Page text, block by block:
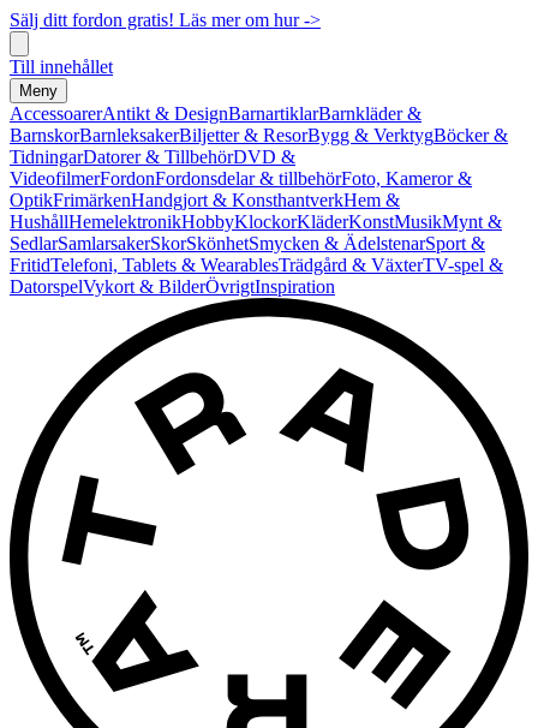
Sälj ditt fordon gratis! Läs mer om hur ->
Till innehållet
Meny
AccessoarerAntikt & DesignBarnartiklarBarnkläder &
BarnskorBarnleksakerBiljetter & ResorBygg & VerktygBöcker &
TidningarDatorer & TillbehörDVD &
VideofilmerFordonFordonsdelar & tillbehörFoto, Kameror &
OptikFrimärkenHandgjort & KonsthantverkHem &
HushållHemelektronikHobbyKlockorKläderKonstMusikMynt &
SedlarSamlarsakerSkorSkönhetSmycken & ÄdelstenarSport &
FritidTelefoni, Tablets & WearablesTrädgård & VäxterTV-spel &
DatorspelVykort & BilderÖvrigtInspiration